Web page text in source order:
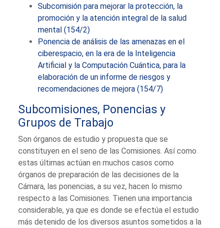
Subcomisión para mejorar la protección, la
promoción y la atención integral de la salud
mental (154/2)
Ponencia de análisis de las amenazas en el
ciberespacio, en la era de la Inteligencia
Artificial y la Computación Cuántica, para la
elaboración de un informe de riesgos y
recomendaciones de mejora (154/7)
Subcomisiones, Ponencias y
Grupos de Trabajo
Son órganos de estudio y propuesta que se
constituyen en el seno de las Comisiones. Así como
estas últimas actúan en muchos casos como
órganos de preparación de las decisiones de la
Cámara, las ponencias, a su vez, hacen lo mismo
respecto a las Comisiones. Tienen una importancia
considerable, ya que es donde se efectúa el estudio
más detenido de los diversos asuntos sometidos a la